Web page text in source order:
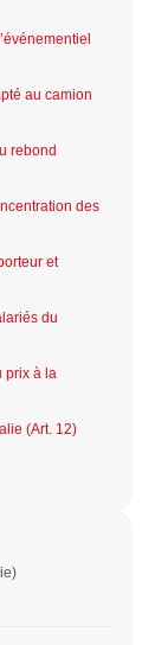
au camion
rebond
des
et
du
prix à la
(Art. 12)